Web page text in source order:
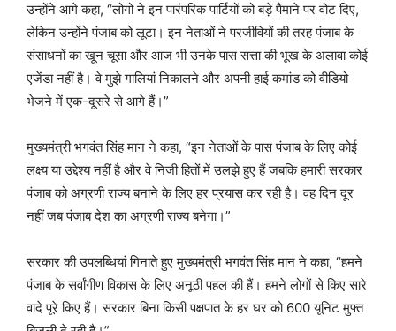
उन्होंने आगे कहा, “लोगों ने इन पारंपरिक पार्टियों को बड़े पैमाने पर वोट दिए,
लेकिन उन्होंने पंजाब को लूटा। इन नेताओं ने परजीवियों की तरह पंजाब के
संसाधनों का खून चूसा और आज भी उनके पास सत्ता की भूख के अलावा कोई
एजेंडा नहीं है। वे मुझे गालियां निकालने और अपनी हाई कमांड को वीडियो
भेजने में एक-दूसरे से आगे हैं।”
मुख्यमंत्री भगवंत सिंह मान ने कहा, “इन नेताओं के पास पंजाब के लिए कोई
लक्ष्य या उद्देश्य नहीं है और वे निजी हितों में उलझे हुए हैं जबकि हमारी सरकार
पंजाब को अग्रणी राज्य बनाने के लिए हर प्रयास कर रही है। वह दिन दूर
नहीं जब पंजाब देश का अग्रणी राज्य बनेगा।”
सरकार की उपलब्धियां गिनाते हुए मुख्यमंत्री भगवंत सिंह मान ने कहा, “हमने
पंजाब के सर्वांगीण विकास के लिए अनूठी पहल की हैं। हमने लोगों से किए सारे
वादे पूरे किए हैं। सरकार बिना किसी पक्षपात के हर घर को 600 यूनिट मुफ्त